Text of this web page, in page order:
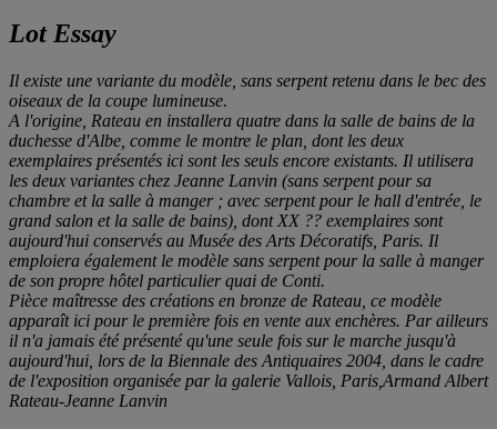
Lot Essay
Il existe une variante du modèle, sans serpent retenu dans le bec des
oiseaux de la coupe lumineuse.
A l'origine, Rateau en installera quatre dans la salle de bains de la
duchesse d'Albe, comme le montre le plan, dont les deux
exemplaires présentés ici sont les seuls encore existants. Il utilisera
les deux variantes chez Jeanne Lanvin (sans serpent pour sa
chambre et la salle à manger ; avec serpent pour le hall d'entrée, le
grand salon et la salle de bains), dont XX ?? exemplaires sont
aujourd'hui conservés au Musée des Arts Décoratifs, Paris. Il
emploiera également le modèle sans serpent pour la salle à manger
de son propre hôtel particulier quai de Conti.
Pièce maîtresse des créations en bronze de Rateau, ce modèle
apparaît ici pour le première fois en vente aux enchères. Par ailleurs
il n'a jamais été présenté qu'une seule fois sur le marche jusqu'à
aujourd'hui, lors de la Biennale des Antiquaires 2004, dans le cadre
de l'exposition organisée par la galerie Vallois, Paris, Armand Albert
Rateau-Jeanne Lanvin